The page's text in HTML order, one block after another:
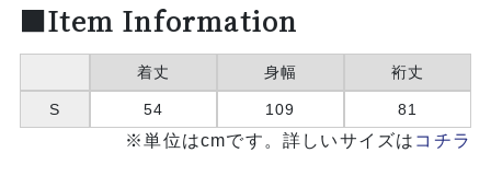
■Item Information
着丈 身幅 裄丈
S 54 109 81
※単位はcmです。詳しいサイズは コチラ